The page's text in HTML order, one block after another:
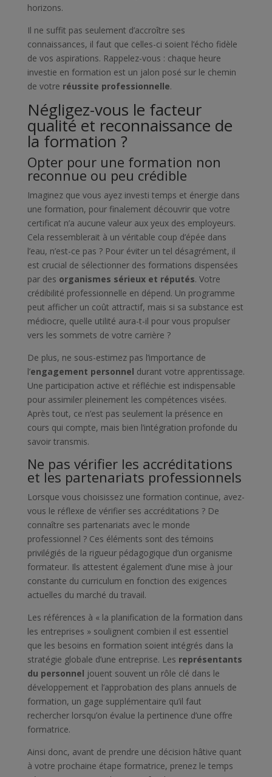
horizons.
Il ne suffit pas seulement d’accroître ses
connaissances, il faut que celles-ci soient l’écho fidèle
de vos aspirations. Rappelez-vous : chaque heure
investie en formation est un jalon posé sur le chemin
de votre réussite professionnelle.
Négligez-vous le facteur
qualité et reconnaissance de
la formation ?
Opter pour une formation non
reconnue ou peu crédible
Imaginez que vous ayez investi temps et énergie dans
une formation, pour finalement découvrir que votre
certificat n’a aucune valeur aux yeux des employeurs.
Cela ressemblerait à un véritable coup d’épée dans
l’eau, n’est-ce pas ? Pour éviter un tel désagrément, il
est crucial de sélectionner des formations dispensées
par des organismes sérieux et réputés. Votre
crédibilité professionnelle en dépend. Un programme
peut afficher un coût attractif, mais si sa substance est
médiocre, quelle utilité aura-t-il pour vous propulser
vers les sommets de votre carrière ?
De plus, ne sous-estimez pas l’importance de
l’engagement personnel durant votre apprentissage.
Une participation active et réfléchie est indispensable
pour assimiler pleinement les compétences visées.
Après tout, ce n’est pas seulement la présence en
cours qui compte, mais bien l’intégration profonde du
savoir transmis.
Ne pas vérifier les accréditations
et les partenariats professionnels
Lorsque vous choisissez une formation continue, avez-
vous le réflexe de vérifier ses accréditations ? De
connaître ses partenariats avec le monde
professionnel ? Ces éléments sont des témoins
privilégiés de la rigueur pédagogique d’un organisme
formateur. Ils attestent également d’une mise à jour
constante du curriculum en fonction des exigences
actuelles du marché du travail.
Les références à « la planification de la formation dans
les entreprises » soulignent combien il est essentiel
que les besoins en formation soient intégrés dans la
stratégie globale d’une entreprise. Les représentants
du personnel jouent souvent un rôle clé dans le
développement et l’approbation des plans annuels de
formation, un gage supplémentaire qu’il faut
rechercher lorsqu’on évalue la pertinence d’une offre
formatrice.
Ainsi donc, avant de prendre une décision hâtive quant
à votre prochaine étape formatrice, prenez le temps